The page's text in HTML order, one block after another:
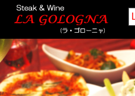
ホーム
ドリンクメニュー